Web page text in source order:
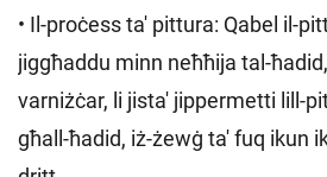
• Il-proċess ta' pittura: Qabel il-
jiggħaddu minn neħħija tal-
varniżċar, li jista' jippermetti lill-
għall-ħadid, iż-żewġ ta' fuq ikun